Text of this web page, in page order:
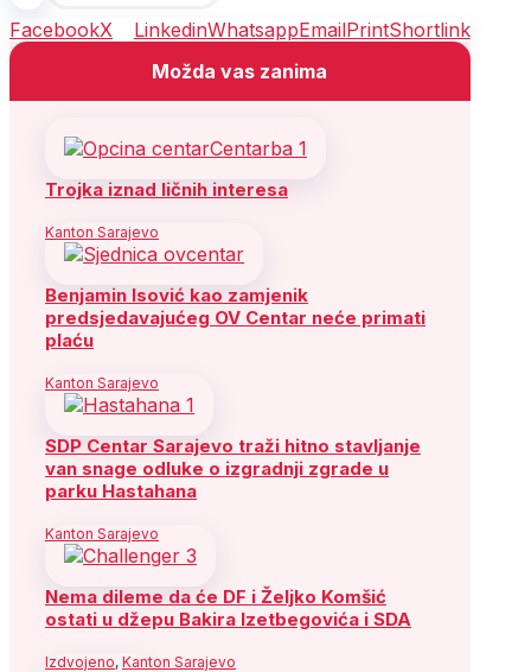
FacebookX LinkedinWhatsappEmailPrintShortlink
Možda vas zanima
Trojka iznad ličnih interesa
Kanton Sarajevo
Benjamin Isović kao zamjenik
predsjedavajućeg OV Centar neće primati
plaću
Kanton Sarajevo
SDP Centar Sarajevo traži hitno stavljanje
van snage odluke o izgradnji zgrade u
parku Hastahana
Kanton Sarajevo
Nema dileme da će DF i Željko Komšić
ostati u džepu Bakira Izetbegovića i SDA
Izdvojeno, Kanton Sarajevo